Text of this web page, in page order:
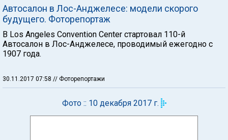
Автосалон в Лос-Анджелесе: модели скорого
будущего. Фоторепортаж
В Los Angeles Convention Center стартовал 110-й
Автосалон в Лос-Анджелесе, проводимый ежегодно с
1907 года.
30.11.2017 07:58 // Фоторепортажи
Фото :: 10 декабря 2017 г.